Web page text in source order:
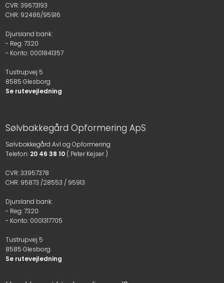
CVR: 39673193
CHR: 92486/95916
Djursland bank:
- Reg: 7320
- Konto: 0001841357​
Tustrupvej 5
8585 Glesborg
Se rutevejledning
Søl​vbakkegård Opformering ApS
Sølvbakkegård Avl og Opformering
​Telefon: 20 46 38 10( Peter Kejser )
​CVR: 33957378
CHR: 95873 /28553 / 95913
Djursland bank:
- Reg: 7320
- Konto: 0001317705​
Tustrupvej 5
8585 Glesborg
Se rutevejledning